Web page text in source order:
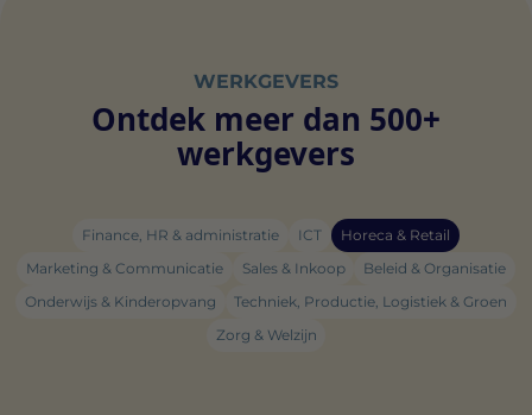
WERKGEVERS
Ontdek meer dan 500+
werkgevers
Finance, HR & administratie ICT
Horeca & Retail
Marketing & Communicatie
Sales & Inkoop
Beleid & Organisatie
Onderwijs & Kinderopvang
Techniek, Productie, Logistiek & Groen
Zorg & Welzijn